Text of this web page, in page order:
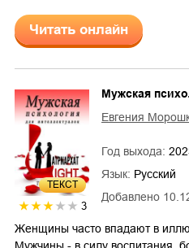
Читать онлайн
ТЕКСТ
3
Добавлено
Мужская
Евгения
Год выхода:
Язык: Русский
Женщины часто впадают в